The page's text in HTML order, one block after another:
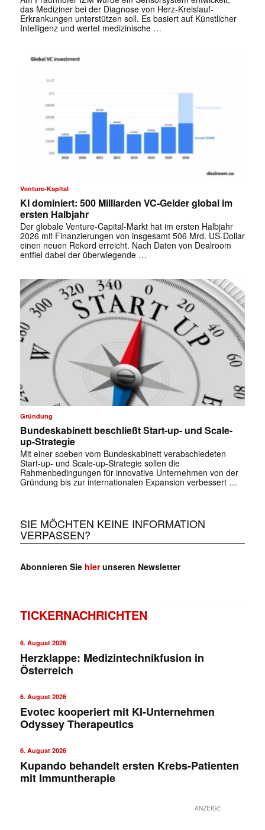
✕
das Mediziner bei der Diagnose von Herz-Kreislauf-
Erkrankungen unterstützen soll. Es basiert auf Künstlicher
Intelligenz und wertet medizinische …
Venture-Kapital
KI dominiert: 500 Milliarden VC-Gelder global im
ersten Halbjahr
Der globale Venture-Capital-Markt hat im ersten Halbjahr
2026 mit Finanzierungen von insgesamt 506 Mrd. US-Dollar
einen neuen Rekord erreicht. Nach Daten von Dealroom
entfiel dabei der überwiegende …
Gründung
Bundeskabinett beschließt Start-up- und Scale-
up-Strategie
Mit einer soeben vom Bundeskabinett verabschiedeten
Start-up- und Scale-up-Strategie sollen die
Rahmenbedingungen für innovative Unternehmen von der
Gründung bis zur internationalen Expansion verbessert …
SIE MÖCHTEN KEINE INFORMATION
VERPASSEN?
Abonnieren Sie hierunseren Newsletter
TICKERNACHRICHTEN
6. August 2026
Herzklappe: Medizintechnikfusion in
Österreich
6. August 2026
Evotec kooperiert mit KI-Unternehmen
Odyssey Therapeutics
6. August 2026
Kupando behandelt ersten Krebs-Patienten
mit Immuntherapie
ANZEIGE